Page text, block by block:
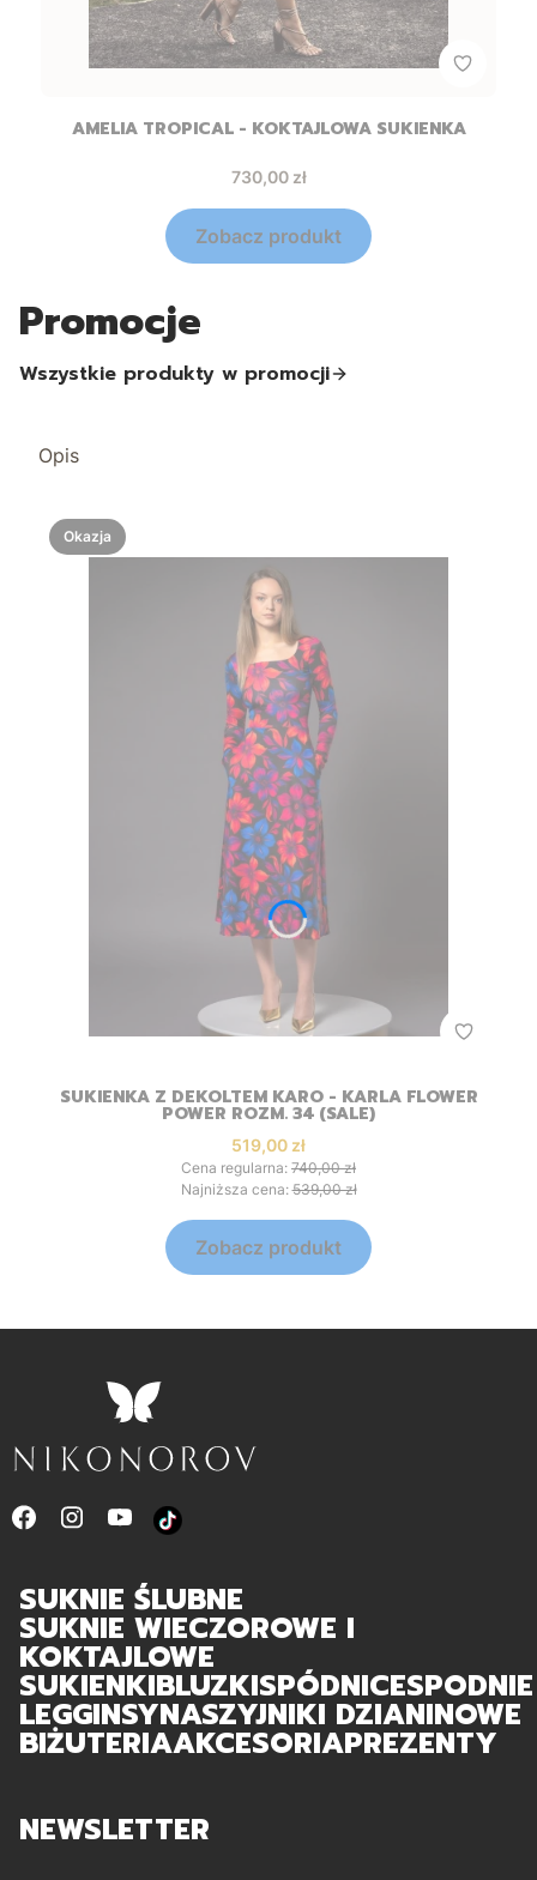
AMELIA TROPICAL - KOKTAJLOWA SUKIENKA
Cena
730,00 zł
Zobacz produkt
Promocje
Wszystkie produkty w promocji
Opis
Okazja
SUKIENKA Z DEKOLTEM KARO - KARLA FLOWER
POWER ROZM. 34 (SALE)
Cena promocyjna
519,00 zł
Cena regularna: 740,00 zł
Najniższa cena: 539,00 zł
Zobacz produkt
SUKNIE ŚLUBNE
SUKNIE WIECZOROWE I
KOKTAJLOWE
SUKIENKIBLUZKISPÓDNICESPODNIE
LEGGINSYNASZYJNIKI DZIANINOWE
BIŻUTERIAAKCESORIAPREZENTY
NEWSLETTER